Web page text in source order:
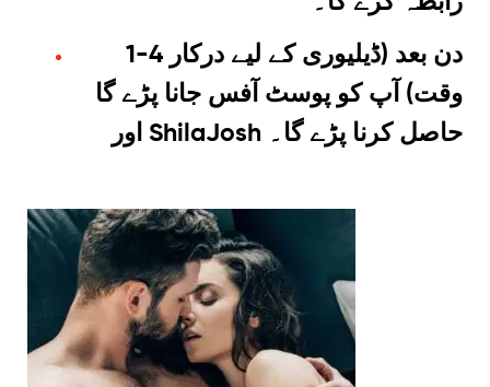
1-4 دن بعد (ڈیلیوری کے لیے درکار
وقت) آپ کو پوسٹ آفس جانا پڑے گا
اور ShilaJosh حاصل کرنا پڑے گا۔